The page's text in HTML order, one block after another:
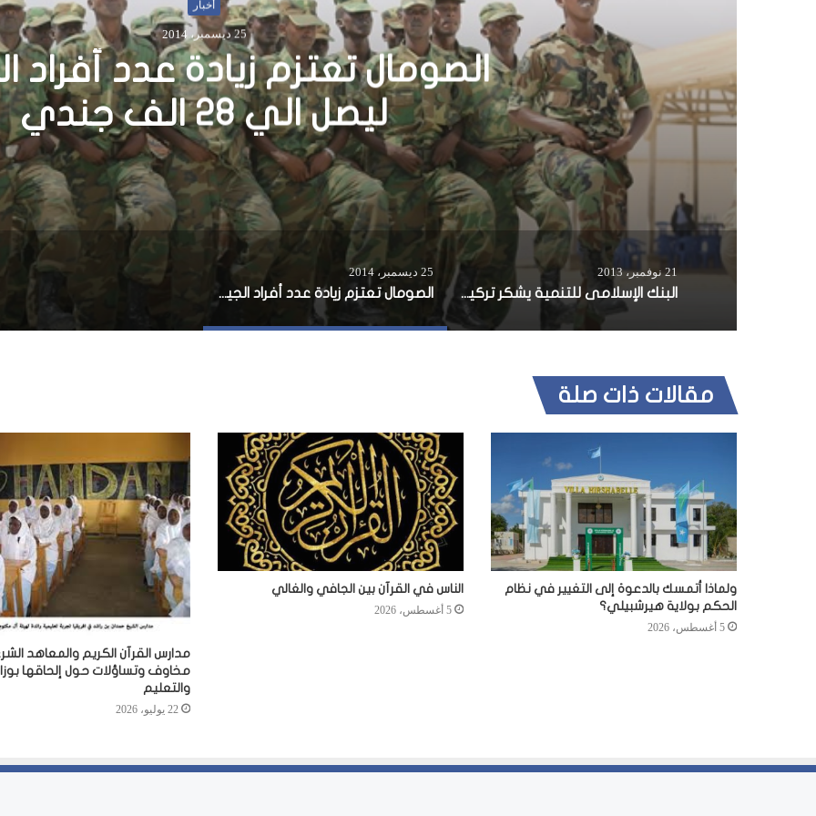
أخبار
21 نوفمبر، 2013
البنك الإسلامى للتنمية يشكر
على دعمها للصومال
21 نوفمبر، 2013
البنك الإسلامى للتنمية يشكر تركيا على دعمها للصومال
25 ديسمبر، 2014
الصومال تعتزم زيادة عدد أفراد الجيش ليصل الي ٢٨ الف جندي
مقالات ذات صلة
ولماذا أتمسك بالدعوة إلى التغيير في نظام
الحكم بولاية هيرشبيلي؟
5 أغسطس، 2026
الناس في القرآن بين الجافي والغالي
5 أغسطس، 2026
مدارس القرآن الكريم والمعاهد
مخاوف وتساؤلات حول إلحاقها
والتعليم
22 يوليو، 2026